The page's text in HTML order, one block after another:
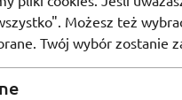
Możesz też
Twój wybór zostanie